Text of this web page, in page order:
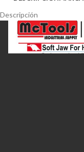
Descripción